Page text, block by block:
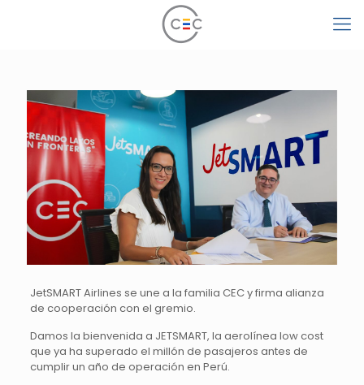
JetSMART Airlines se une a la familia CEC y firma alianza
de cooperación con el gremio.
Damos la bienvenida a JETSMART, la aerolínea low cost
que ya ha superado el millón de pasajeros antes de
cumplir un año de operación en Perú.